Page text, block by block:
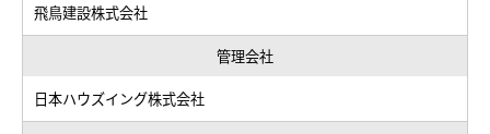
飛鳥建設株式会社
管理会社
日本ハウズイング株式会社